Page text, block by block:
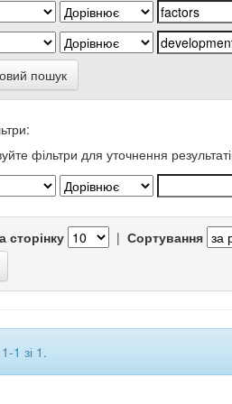
пошук
фільтри для уточнення
сторінку | Сортування
1 зі 1.